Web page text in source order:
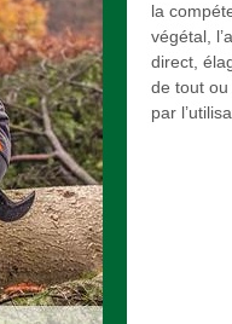
la
végétal,
direct,
de tout ou
par